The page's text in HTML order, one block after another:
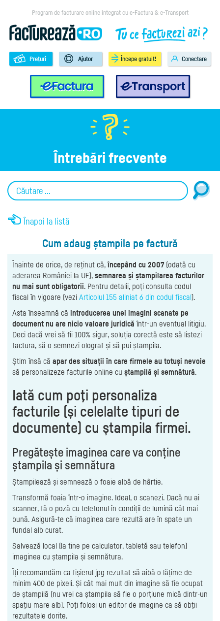
Program de facturare online integrat cu e-Factura & e-Transport
e-Factura e-Transport
Prețuri Ajutor Începe gratuit! Conectare
Întrebări frecvente
Înapoi la listă
Cum adaug ștampila pe factură
Înainte de orice, de reținut că,începând cu 2007 (odată cu
aderarea României la UE), semnarea și ștampilarea facturilor
nu mai sunt obligatorii. Pentru detalii, poți consulta codul
fiscal în vigoare (vezi Articolul 155 aliniat 6 din codul fiscal).
Asta înseamnă că introducerea unei imagini scanate pe
document nu are nicio valoare juridică într-un eventual litigiu.
Deci dacă vrei să fii 100% sigur, soluția corectă este să listezi
factura, să o semnezi olograf și să pui ștampila.
Știm însă că apar des situații în care firmele au totuși nevoie
să personalizeze facturile online cu ștampilă și semnătură.
Iată cum poţi personaliza
facturile (și celelalte tipuri de
documente) cu ștampila firmei.
Pregătește imaginea care va conține
ștampila și semnătura
Ștampilează și semnează o foaie albă de hârtie.
Transformă foaia într-o imagine. Ideal, o scanezi. Dacă nu ai
scanner, fă o poză cu telefonul în condiții de lumină cât mai
bună. Asigură-te că imaginea care rezultă are în spate un
fundal alb curat.
Salvează local (la tine pe calculator, tabletă sau telefon)
imaginea cu ștampila și semnătura.
Îți recomandăm ca fișierul jpg rezultat să aibă o lățime de
minim 400 de pixeli. Și cât mai mult din imagine să fie ocupat
de ștampilă (nu vrei ca ștampila să fie o porțiune mică dintr-un
spațiu mare alb). Poți folosi un editor de imagine ca să obții
rezultatele dorite.